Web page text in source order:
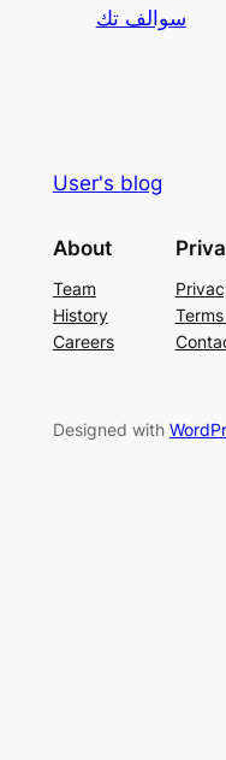
سوالف تك
User's blog
About
Team
History
Careers
Designed with